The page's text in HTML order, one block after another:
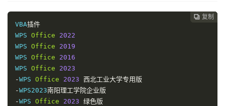
 复制
 复制
 复制
VBA插件
WPS Office
2022
WPS Office
2019
WPS Office
2016
WPS Office
2023
-WPS Office 2023 西北工业大学专用版
-WPS2023南阳理工学院企业版
-WPS Office 2023 绿色版